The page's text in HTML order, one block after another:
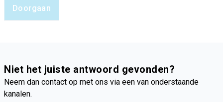
Doorgaan
Niet het juiste antwoord gevonden?
Neem dan contact op met ons via een van onderstaande
kanalen.